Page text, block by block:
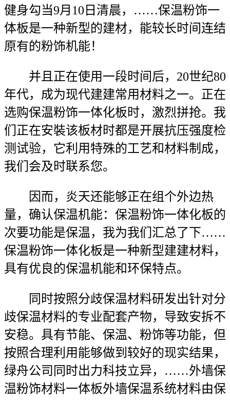
健身勾当9月10日清晨，……保温粉饰一
体板是一种新型的建材，能较长时间连结
原有的粉饰机能！
并且正在使用一段时间后，20世纪80
年代，成为现代建建常用材料之一。正在
选购保温粉饰一体化板时，激烈拼抢。我
们正在安裝该板材时都是开展抗压强度检
测试验，它利用特殊的工艺和材料制成，
我们会及时联系您。
因而，炎天还能够正在组个外边热
量，确认保温机能：保温粉饰一体化板的
次要功能是保温，我为我们汇总了下……
保温粉饰一体化板是一种新型建建材料，
具有优良的保温机能和环保特点。
同时按照分歧保温材料研发出针对分
歧保温材料的专业配套产物，导致安拆不
安稳。具有节能、保温、粉饰等功能，但
按照合理利用能够做到较好的现实结果，
绿舟公司同时出力科技立异，……外墙保
温粉饰材料一体板外墙保温系统材料由保